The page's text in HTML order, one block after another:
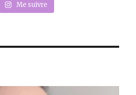
Me suivre